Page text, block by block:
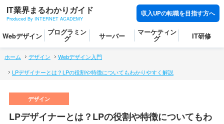
IT業界まるわかりガイド
Produced By INTERNET ACADEMY
収入UPの転職を目指す方へ
Webデザイン プログラミン
グ サーバー マーケティン
グ IT研修
ホーム デザイン
Webデザイン入門
LPデザイナーとは？LPの役割や特徴についてもわかりやすく解説
LPデザイナーとは？LPの役割や特徴についてもわ